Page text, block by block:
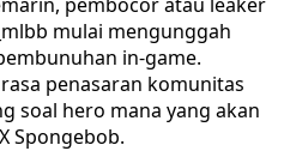
mulai mengunggah
in-game.
penasaran komunitas
soal hero mana yang akan
Spongebob.